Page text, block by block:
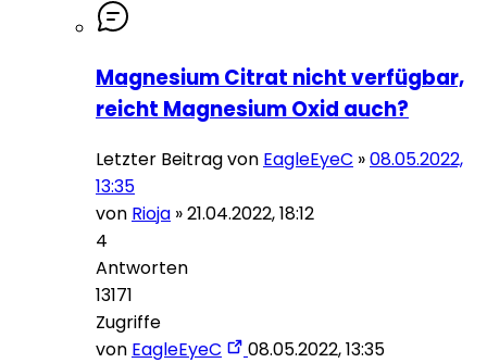
Magnesium Citrat nicht verfügbar,
reicht Magnesium Oxid auch?
Letzter Beitrag von EagleEyeC »08.05.2022,
13:35
von Rioja »21.04.2022, 18:12
4
Antworten
13171
Zugriffe
von EagleEyeC 08.05.2022, 13:35